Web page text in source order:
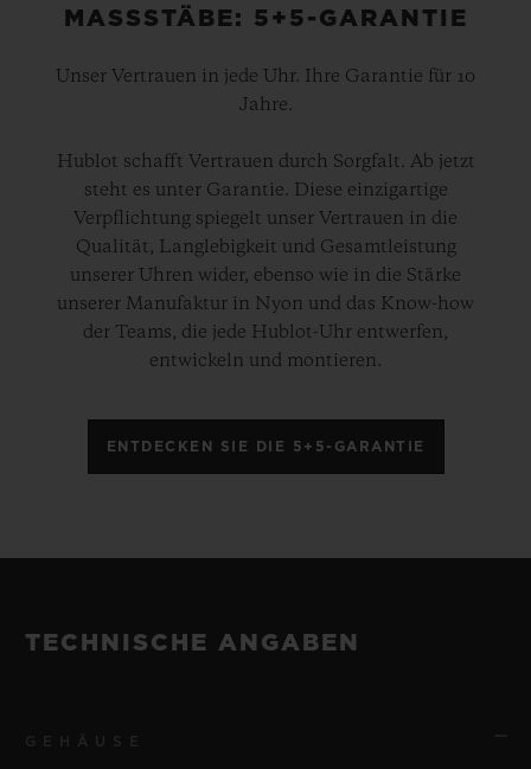
MASSSTÄBE: 5+5-GARANTIE
Unser Vertrauen in jede Uhr. Ihre Garantie für 10
Jahre.
Hublot schafft Vertrauen durch Sorgfalt. Ab jetzt
steht es unter Garantie. Diese einzigartige
Verpflichtung spiegelt unser Vertrauen in die
Qualität, Langlebigkeit und Gesamtleistung
unserer Uhren wider, ebenso wie in die Stärke
unserer Manufaktur in Nyon und das Know-how
der Teams, die jede Hublot-Uhr entwerfen,
entwickeln und montieren.
ENTDECKEN SIE DIE 5+5-GARANTIE
TECHNISCHE ANGABEN